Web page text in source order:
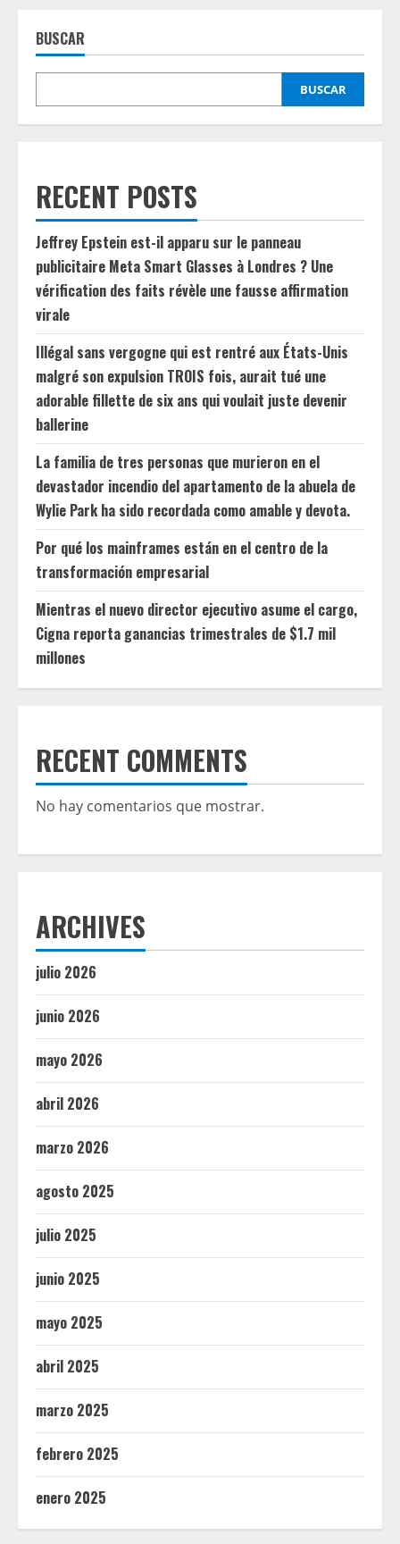
BUSCAR
BUSCAR
RECENT POSTS
Jeffrey Epstein est-il apparu sur le panneau
publicitaire Meta Smart Glasses à Londres ? Une
vérification des faits révèle une fausse affirmation
virale
Illégal sans vergogne qui est rentré aux États-Unis
malgré son expulsion TROIS fois, aurait tué une
adorable fillette de six ans qui voulait juste devenir
ballerine
La familia de tres personas que murieron en el
devastador incendio del apartamento de la abuela de
Wylie Park ha sido recordada como amable y devota.
Por qué los mainframes están en el centro de la
transformación empresarial
Mientras el nuevo director ejecutivo asume el cargo,
Cigna reporta ganancias trimestrales de $1.7 mil
millones
RECENT COMMENTS
No hay comentarios que mostrar.
ARCHIVES
julio 2026
junio 2026
mayo 2026
abril 2026
marzo 2026
agosto 2025
julio 2025
junio 2025
mayo 2025
abril 2025
marzo 2025
febrero 2025
enero 2025